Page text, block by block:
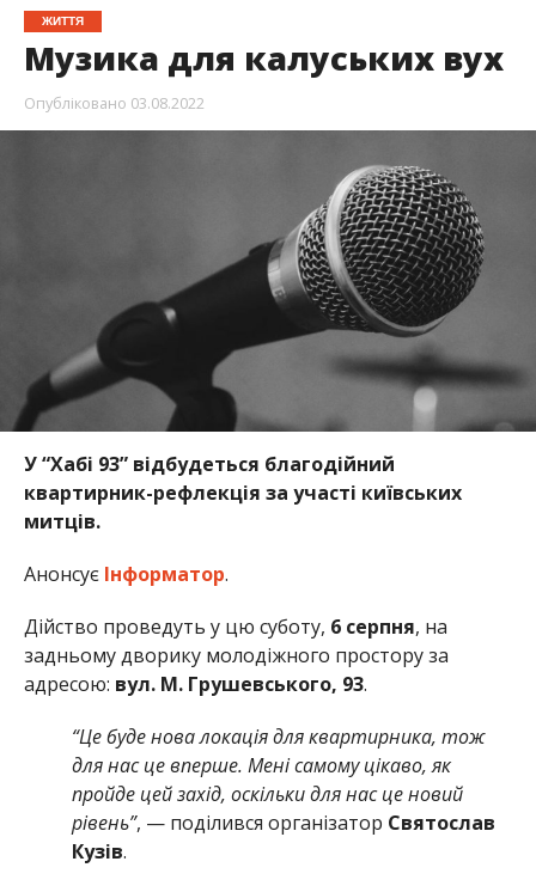
ЖИТТЯ
Музика для калуських вух
Опубліковано 03.08.2022
У “Хабі 93” відбудеться благодійний
квартирник-рефлекція за участі київських
митців.
Анонсує Інформатор.
Дійство проведуть у цю суботу, 6 серпня, на
задньому дворику молодіжного простору за
адресою: вул. М. Грушевського, 93.
“Це буде нова локація для квартирника, тож
для нас це вперше. Мені самому цікаво, як
пройде цей захід, оскільки для нас це новий
рівень”, — поділився організатор Святослав
Кузів.